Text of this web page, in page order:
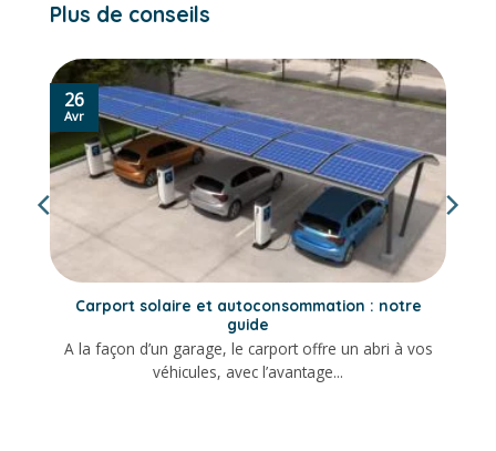
Plus de conseils
Carport solaire et autoconsommation : notre
guide
A la façon d’un garage, le carport offre un abri à vos
véhicules, avec l’avantage...
26
Avr